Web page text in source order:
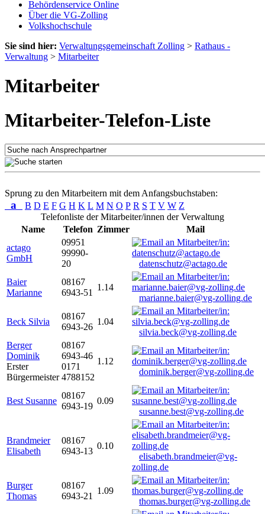
Behördenservice Online
Über die VG-Zolling
Volkshochschule
Sie sind hier: Verwaltungsgemeinschaft Zolling > Rathaus -
Verwaltung > Mitarbeiter
Mitarbeiter
Mitarbeiter-Telefon-Liste
Sprung zu den Mitarbeitern mit dem Anfangsbuchstaben:
a B D E F G H K L M N O P R S T V W Z
Telefonliste der Mitarbeiter/innen der Verwaltung
Name
Telefon Zimmer
Mail
actago
GmbH
09951
99990-
20
datenschutz@actago.de
Baier
Marianne
08167
6943-51
1.14
marianne.baier@vg-zolling.de
Beck Silvia
08167
6943-26
1.04
silvia.beck@vg-zolling.de
Berger
Dominik
Erster
Bürgermeister
08167
6943-46
0171
4788152
1.12
dominik.berger@vg-zolling.de
Best Susanne
08167
6943-19
0.09
susanne.best@vg-zolling.de
Brandmeier
Elisabeth
08167
6943-13
0.10
elisabeth.brandmeier@vg-
zolling.de
Burger
Thomas
08167
6943-21
1.09
thomas.burger@vg-zolling.de